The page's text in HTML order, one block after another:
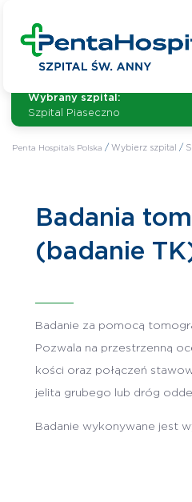
Wybrany szpital:
Szpital Piaseczno
Penta Hospitals Polska / Wybierz szpital /
Badania
(badanie
Badanie za pomocą
Pozwala na przestrzenną
kości oraz połączeń
jelita grubego lub dróg
Badanie wykonywane jest